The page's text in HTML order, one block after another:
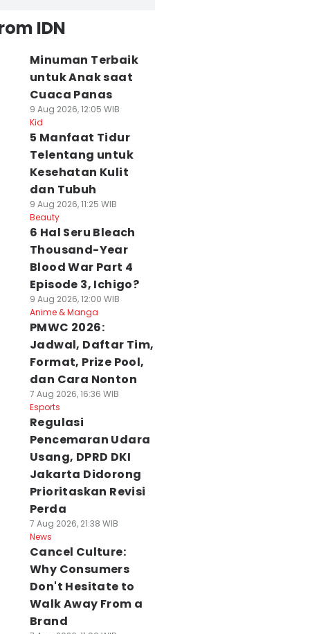
IDN
Minuman Terbaik
untuk Anak saat
Cuaca Panas
9 Aug 2026, 12:05 WIB
Kid
5 Manfaat Tidur
Telentang untuk
Kesehatan Kulit
dan Tubuh
9 Aug 2026, 11:25 WIB
Beauty
6 Hal Seru Bleach
Thousand-Year
Blood War Part 4
Episode 3, Ichigo?
9 Aug 2026, 12:00 WIB
Anime & Manga
PMWC 2026:
Jadwal, Daftar Tim,
Format, Prize Pool,
dan Cara Nonton
7 Aug 2026, 16:36 WIB
Esports
Regulasi
Pencemaran Udara
Usang, DPRD DKI
Jakarta Didorong
Prioritaskan Revisi
Perda
7 Aug 2026, 21:38 WIB
News
Cancel Culture:
Why Consumers
Don't Hesitate to
Walk Away From a
Brand